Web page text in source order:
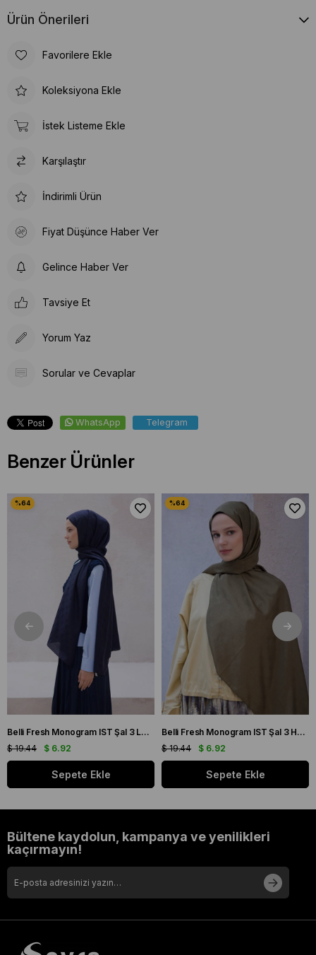
Ürün Önerileri
Favorilere Ekle
Koleksiyona Ekle
İstek Listeme Ekle
Karşılaştır
İndirimli Ürün
Fiyat Düşünce Haber Ver
Gelince Haber Ver
Tavsiye Et
Yorum Yaz
Sorular ve Cevaplar
WhatsApp Telegram
Benzer Ürünler
Belli Fresh Monogram IST Şal 3 Lacivert 100
$ 6.92
$ 19.44
Sepete Ekle
Belli Fresh Monogram IST Şal 3 Haki 107
$ 6.92
$ 19.44
Sepete Ekle
Bültene kaydolun, kampanya ve yenilikleri
kaçırmayın!